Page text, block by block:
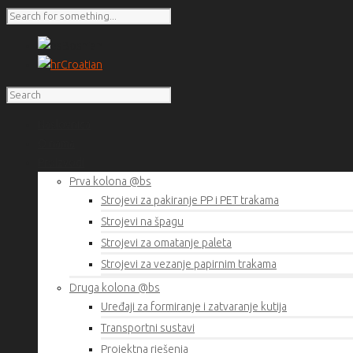
Croatian
Prva kolona @bs
Strojevi za pakiranje PP i PET trakama
Strojevi na špagu
Strojevi za omatanje paleta
Strojevi za vezanje papirnim trakama
Druga kolona @bs
Uređaji za formiranje i zatvaranje kutija
Transportni sustavi
Projektna rješenja